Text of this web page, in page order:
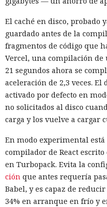
El caché en disco, probado
guardado antes de la
fragmentos de código que
Vercel, una compilación de
21 segundos ahora se
aceleración de 2,3 veces.
activado por defecto en
no solicitados al disco
carga y los vuelve a cargar
En modo experimental
compilador de React
en Turbopack. Evita la
ción que antes requería
Babel, y es capaz de
34% en arranque en frío y